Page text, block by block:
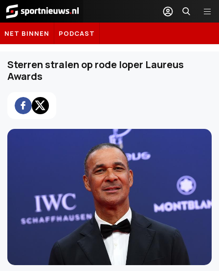
Sportnieuws.nl
NET BINNEN PODCAST
Sterren stralen op rode loper Laureus
Awards